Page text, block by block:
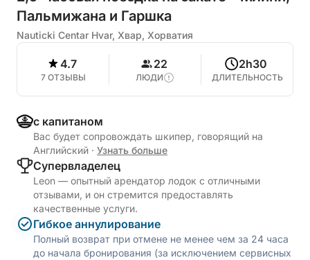
Пальмижана и Гаршка
Nauticki Centar Hvar, Хвар, Хорватия
4.7
7 ОТЗЫВЫ
22
ЛЮДИ
2h30
ДЛИТЕЛЬНОСТЬ
с капитаном
Вас будет сопровождать шкипер, говорящий на
Английский · Узнать больше
Cупервладелец
Leon — опытный арендатор лодок с отличными
отзывами, и он стремится предоставлять
качественные услуги.
Гибкое аннулирование
Полный возврат при отмене не менее чем за 24 часа
до начала бронирования (за исключением сервисных